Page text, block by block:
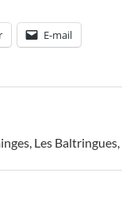
E-mail
, Les Baltringues,